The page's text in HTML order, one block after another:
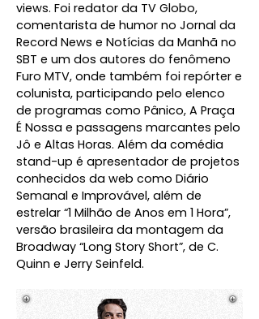
views. Foi redator da TV Globo,
comentarista de humor no Jornal da
Record News e Notícias da Manhã no
SBT e um dos autores do fenômeno
Furo MTV, onde também foi repórter e
colunista, participando pelo elenco
de programas como Pânico, A Praça
É Nossa e passagens marcantes pelo
Jô e Altas Horas. Além da comédia
stand-up é apresentador de projetos
conhecidos da web como Diário
Semanal e Improvável, além de
estrelar “1 Milhão de Anos em 1 Hora”,
versão brasileira da montagem da
Broadway “Long Story Short”, de C.
Quinn e Jerry Seinfeld.